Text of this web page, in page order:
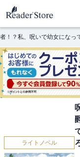
！？私、呪いで幼女になっ
ライトノベル